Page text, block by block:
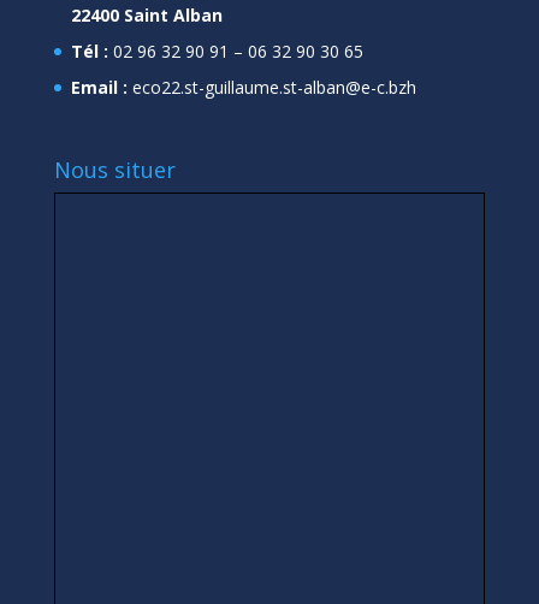
22400 Saint Alban
Tél : 02 96 32 90 91 – 06 32 90 30 65
Email : eco22.st-guillaume.st-alban@e-c.bzh
Nous situer